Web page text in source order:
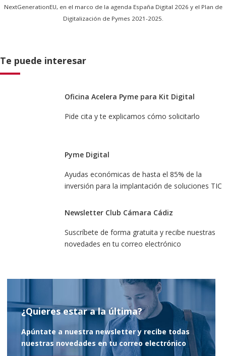
NextGenerationEU, en el marco de la agenda España Digital 2026 y el Plan de
Digitalización de Pymes 2021-2025.
Te puede interesar
Oficina Acelera Pyme para Kit Digital
Pide cita y te explicamos cómo solicitarlo
Pyme Digital
Ayudas económicas de hasta el 85% de la
inversión para la implantación de soluciones TIC
Newsletter Club Cámara Cádiz
Suscríbete de forma gratuita y recibe nuestras
novedades en tu correo electrónico
¿Quieres estar a la última?
Apúntate a nuestra newsletter y recibe todas
nuestras novedades en tu correo electrónico